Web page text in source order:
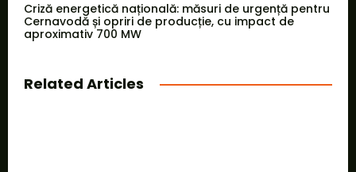
Criză energetică națională: măsuri de urgență pentru
Cernavodă și opriri de producție, cu impact de
aproximativ 700 MW
Related Articles